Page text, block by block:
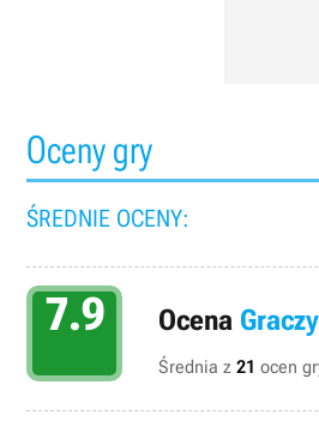
Oceny gry
ŚREDNIE OCENY:
7.9 Ocena Graczy
Średnia z 21 ocen